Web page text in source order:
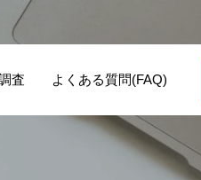
査 よくある質問(FAQ)